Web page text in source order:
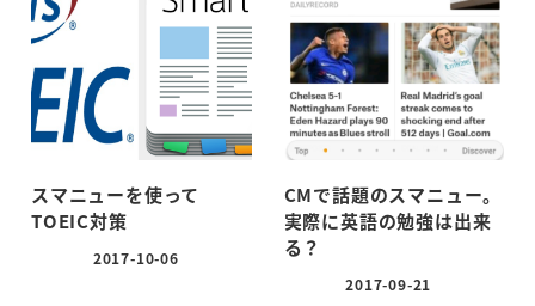
スマニューを使って
TOEIC対策
投稿日
2017-10-06
CMで話題のスマニュー。
実際に英語の勉強は出来
る？
投稿日
2017-09-21